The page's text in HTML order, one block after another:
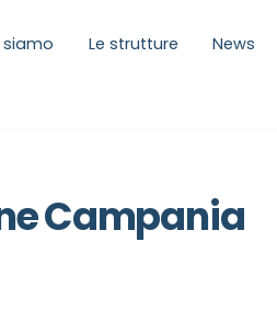
siamo Le strutture News
Campania